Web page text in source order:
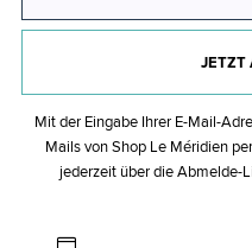
JETZT
Mit der Eingabe Ihrer E-Mail-
Mails von Shop Le Méridien
jederzeit über die Abmelde-